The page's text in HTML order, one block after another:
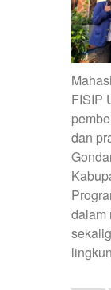
FISIP
dan
dalam